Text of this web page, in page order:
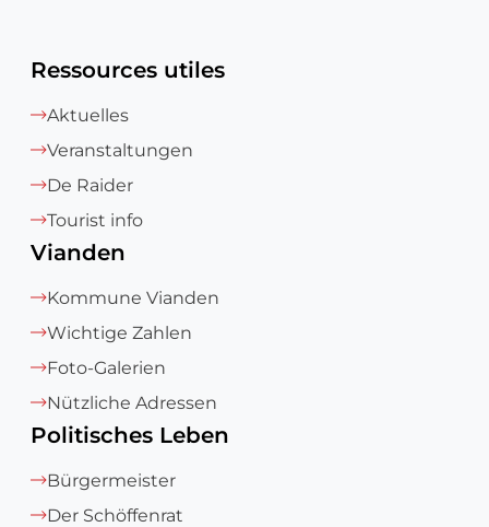
Ressources utiles
Aktuelles
Veranstaltungen
De Raider
Tourist info
Vianden
Kommune Vianden
Wichtige Zahlen
Foto-Galerien
Nützliche Adressen
Politisches Leben
Bürgermeister
Der Schöffenrat